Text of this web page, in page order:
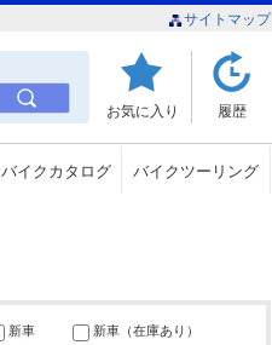
サイトマップ
お気に入り 履歴
バイクカタログ バイクツーリング
新車
新車（在庫あり）